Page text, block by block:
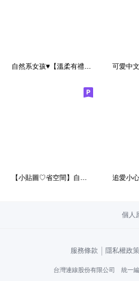
自然系女孩♥【溫柔有禮貌】
追愛小
個人
服務條款 | 隱私權政策
台灣連線股份有限公司 統一